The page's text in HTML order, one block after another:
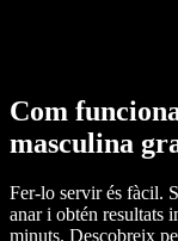
Com
masculina
Fer-lo servir és fàcil.
anar i obtén resultats
minuts. Descobreix